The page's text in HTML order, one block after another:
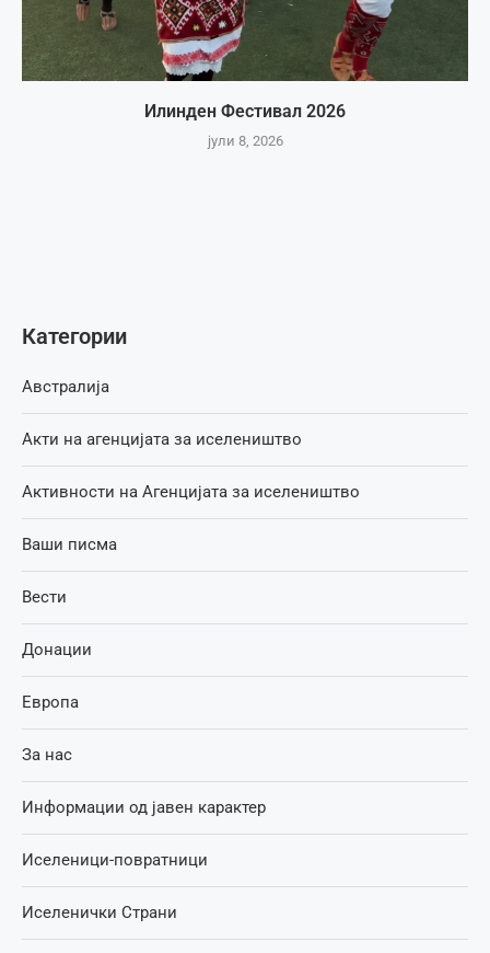
Илинден Фестивал 2026
јули 8, 2026
Категории
Австралија
Акти на агенцијата за иселеништво
Активности на Агенцијата за иселеништво
Ваши писма
Вести
Донации
Европа
За нас
Информации од јавен карактер
Иселеници-повратници
Иселенички Страни